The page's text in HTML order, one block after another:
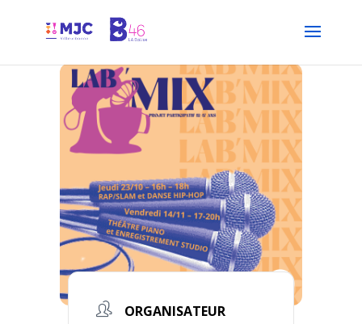
ORGANISATEUR